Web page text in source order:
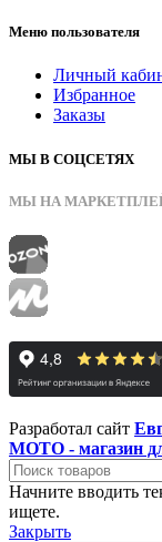
Меню пользователя
Личный
Избранное
Заказы
МЫ В СОЦСЕТЯХ
МЫ НА
Разработал сайт
МОТО - магазин
Начните вводить
ищете.
Закрыть